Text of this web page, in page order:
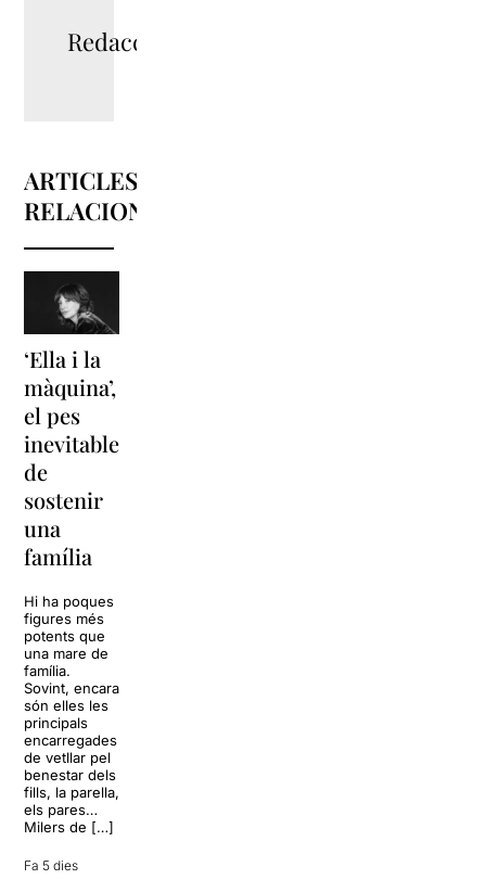
Redacció
ARTICLES
RELACIONATS
‘Ella i la
màquina’,
el pes
inevitable
de
sostenir
una
família
Hi ha poques
figures més
potents que
una mare de
família.
Sovint, encara
són elles les
principals
encarregades
de vetllar pel
benestar dels
fills, la parella,
els pares…
Milers de […]
Fa 5 dies